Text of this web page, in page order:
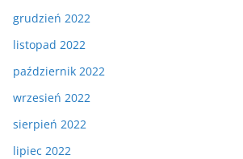
grudzień 2022
listopad 2022
październik 2022
wrzesień 2022
sierpień 2022
lipiec 2022